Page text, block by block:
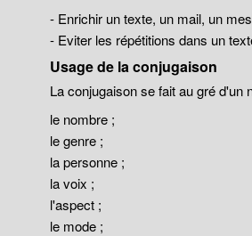
- Enrichir un texte, un mail, un
- Eviter les répétitions dans un
Usage de la conjugaison
La conjugaison se fait au gré
le nombre ;
le genre ;
la personne ;
la voix ;
l'aspect ;
le mode ;